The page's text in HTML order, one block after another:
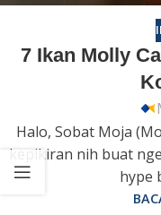
7 Ikan Molly
Halo, Sobat Moja
kepikiran nih buat
hype